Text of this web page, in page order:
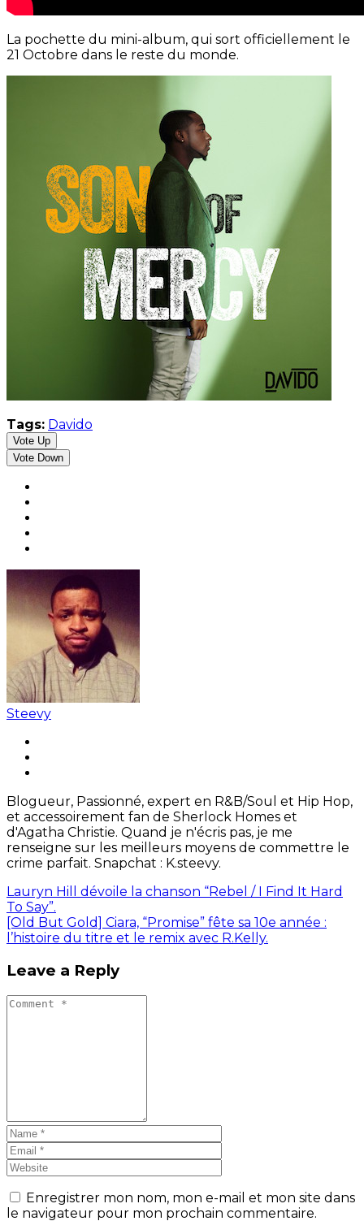
La pochette du mini-album, qui sort officiellement le
21 Octobre dans le reste du monde.
Tags: Davido
Vote Up
Vote Down
Steevy
Blogueur, Passionné, expert en R&B/Soul et Hip Hop,
et accessoirement fan de Sherlock Homes et
d'Agatha Christie. Quand je n'écris pas, je me
renseigne sur les meilleurs moyens de commettre le
crime parfait. Snapchat : K.steevy.
Lauryn Hill dévoile la chanson “Rebel / I Find It Hard
To Say”.
[Old But Gold] Ciara, “Promise” fête sa 10e année :
l’histoire du titre et le remix avec R.Kelly.
Leave a Reply
Enregistrer mon nom, mon e-mail et mon site dans
le navigateur pour mon prochain commentaire.